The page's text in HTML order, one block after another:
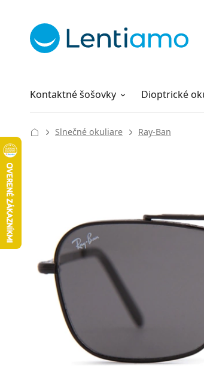
Kontaktné šošovky
Roztoky Dioptrické
Všetko o nákupe
Slnečné okuliare Ray-Ban
41 mm
Výška očnice
55
Šírka